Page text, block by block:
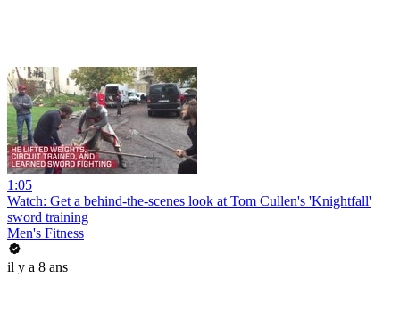
1:05
Watch: Get a behind-the-scenes look at Tom Cullen's 'Knightfall'
sword training
Men's Fitness
il y a 8 ans